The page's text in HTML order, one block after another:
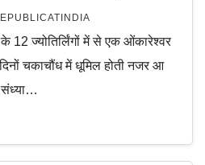
पर वायरल कर रहा
ज्योतिर्लिंगों में से एक ओंकारेश्वर
दिनों चकाचौंध में धूमिल होती नजर आ
संध्या…